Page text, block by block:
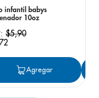
Agregar
infantil babys
10oz
$5,90
72
Agregar